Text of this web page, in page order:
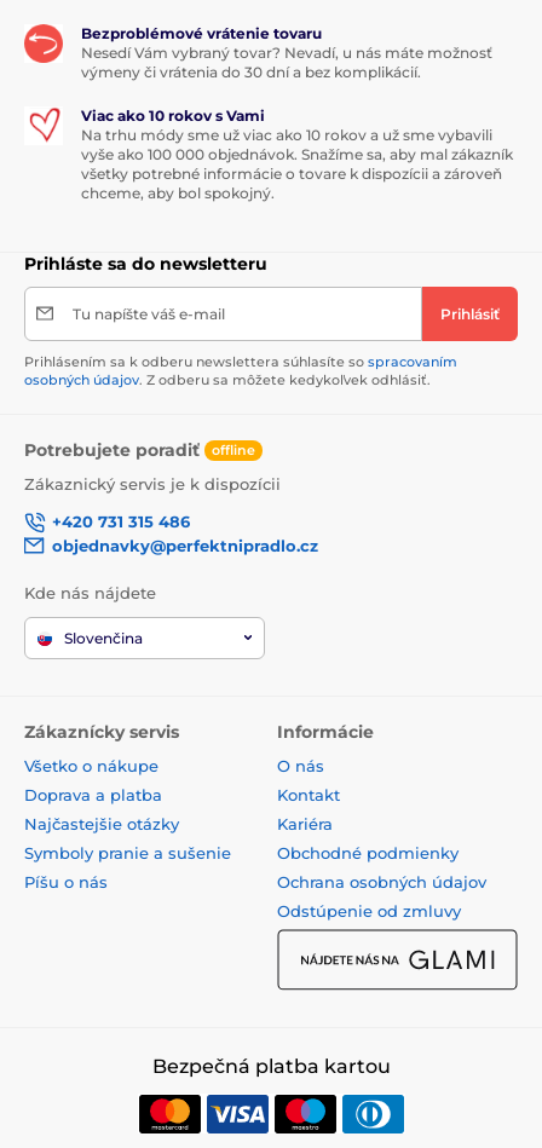
Bezproblémové vrátenie tovaru
Nesedí Vám vybraný tovar? Nevadí, u nás máte možnosť
výmeny či vrátenia do 30 dní a bez komplikácií.
Viac ako 10 rokov s Vami
Na trhu módy sme už viac ako 10 rokov a už sme vybavili
vyše ako 100 000 objednávok. Snažíme sa, aby mal zákazník
všetky potrebné informácie o tovare k dispozícii a zároveň
chceme, aby bol spokojný.
Prihláste sa do newsletteru
Tu napíšte váš e-mail Prihlásiť
Prihlásením sa k odberu newslettera súhlasíte so spracovaním
osobných údajov. Z odberu sa môžete kedykoľvek odhlásiť.
Potrebujete poradiť offline
Zákaznický servis je k dispozícii
+420 731 315 486
objednavky@perfektnipradlo.cz
Kde nás nájdete
Slovenčina
Zákaznícky servis
Všetko o nákupe
Doprava a platba
Najčastejšie otázky
Symboly pranie a sušenie
Píšu o nás
Informácie
O nás
Kontakt
Kariéra
Obchodné podmienky
Ochrana osobných údajov
Odstúpenie od zmluvy
Bezpečná platba kartou